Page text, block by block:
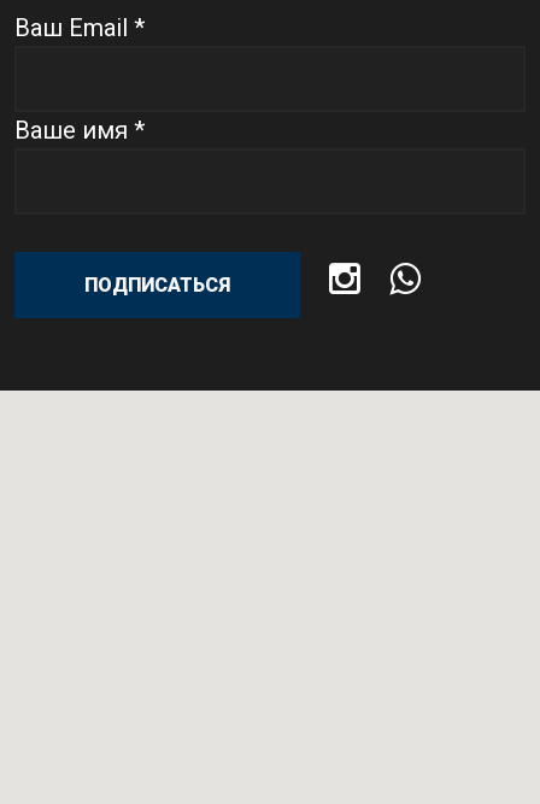
Ваш Email *
Ваше имя *
ПОДПИСАТЬСЯ